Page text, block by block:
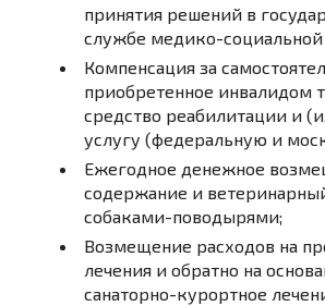
принятия решений в
службе медико-социальной
Компенсация за
приобретенное инвалидом
средство реабилитации и
услугу (федеральную и
Ежегодное денежное
содержание и
собаками-поводырями;
Возмещение расходов на
лечения и обратно на
санаторно-курортное